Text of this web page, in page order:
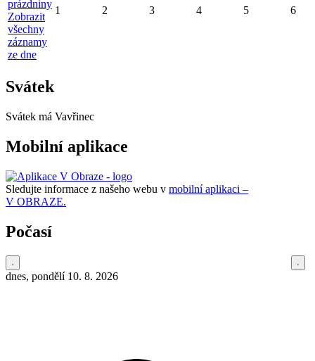
prázdniny
Zobrazit
všechny
záznamy
ze dne
1 2 3 4 5 6
Svátek
Svátek má Vavřinec
Mobilní aplikace
Sledujte informace z našeho webu v mobilní aplikaci –
V OBRAZE.
Počasí
dnes, pondělí 10. 8. 2026